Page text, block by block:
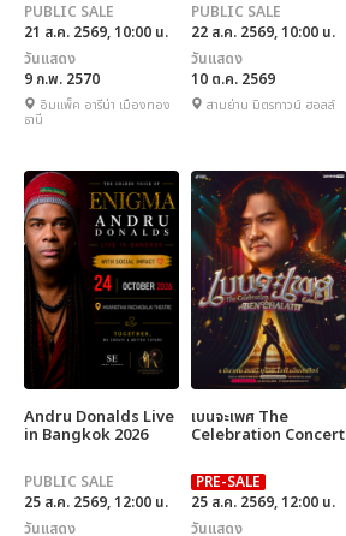
PUBLIC SALE
21 ส.ค. 2569, 10:00 น.
วันแสดง
9 ก.พ. 2570
อิมแพ็ค อารีน่า เมืองทอง
ธานี
PUBLIC SALE
22 ส.ค. 2569, 10:00 น.
วันแสดง
10 ต.ค. 2569
สามย่าน มิตรทาวน์ ฮอลล์
Andru Donalds Live
in Bangkok 2026
PUBLIC SALE
25 ส.ค. 2569, 12:00 น.
วันแสดง
เบนจะเพศ The
Celebration Concert
PRE-SALE
25 ส.ค. 2569, 12:00 น.
วันแสดง